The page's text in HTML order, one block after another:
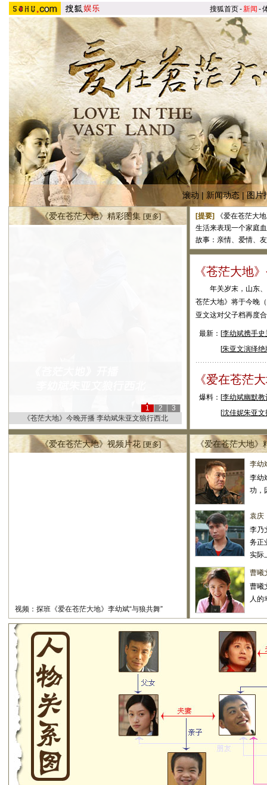
搜狐首页-新闻 -
滚动 | 新闻动态 |图片
《爱在苍茫大地》精彩图集 [更多]
1 2
3
《苍茫大地》今晚开播 李幼斌朱亚文狼行西北
《爱在苍茫大地》视频片花 [更多]
视频：探班《爱在苍茫大地》李幼斌“与狼共舞”
[提要]
《爱在苍茫大
生活来表现一个家庭
故事：亲情、爱情、
《苍茫大地
年关岁末，山东、
苍茫大地》将于今晚
亚文这对父子档再度
最新：[李幼斌携手史
[朱亚文演绎绝
《爱在苍茫
爆料：[李幼斌幽默教
[沈佳妮朱亚
《爱在苍茫大地》
李幼
李幼
功，
袁庆
李乃
务正
实际
曹曦
曹曦
人的